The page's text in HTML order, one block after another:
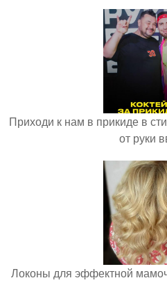
Приходи к нам в прикиде в
от руки
Локоны для эффектной